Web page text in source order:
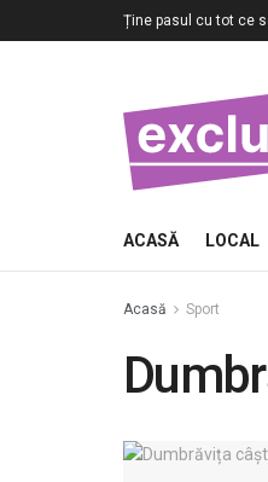
Ține pasul cu tot ce
ACASĂ LOCAL
Acasă Sport